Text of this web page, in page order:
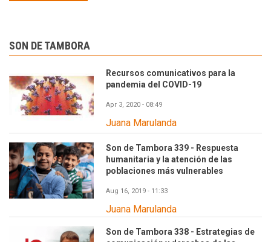
SON DE TAMBORA
Recursos comunicativos para la
pandemia del COVID-19
Apr 3, 2020 - 08:49
Juana Marulanda
Son de Tambora 339 - Respuesta
humanitaria y la atención de las
poblaciones más vulnerables
Aug 16, 2019 - 11:33
Juana Marulanda
Son de Tambora 338 - Estrategias de